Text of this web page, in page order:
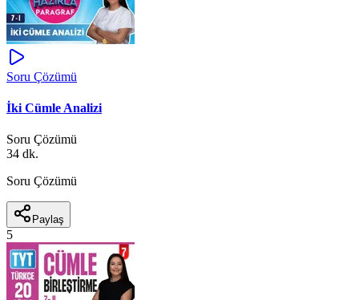
Soru Çözümü
İki Cümle Analizi
Soru Çözümü
34 dk.
Soru Çözümü
Paylaş
5